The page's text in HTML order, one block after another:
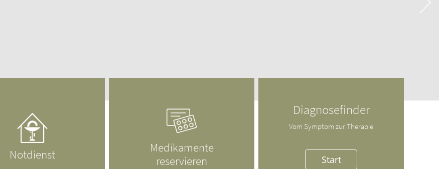
Notdienst
Medikamente
reservieren
Diagnosefinder
Vom Symptom zur Therapie
Start